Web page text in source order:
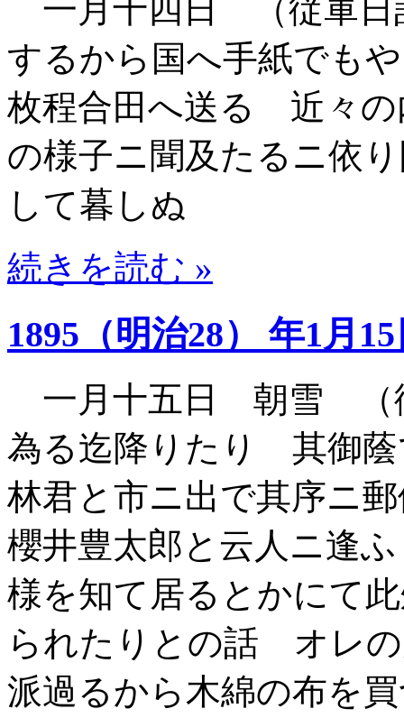
一月十四日 （従軍日
するから国へ手紙でも
枚程合田へ送る 近々の
の様子ニ聞及たるニ依
して暮しぬ
続きを読む »
1895（明治28） 年1月
一月十五日 朝雪 （
為る迄降りたり 其御
林君と市ニ出で其序ニ
櫻井豊太郎と云人ニ逢
様を知て居るとかにて
られたりとの話 オレ
派過るから木綿の布を